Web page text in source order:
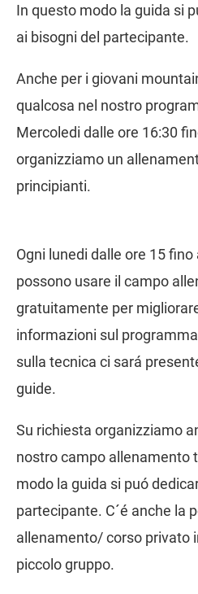
In questo modo la guida si
ai bisogni del partecipante.
Anche per i giovani
qualcosa nel nostro
Mercoledi dalle ore 16:30
organizziamo un
principianti.
Ogni lunedi dalle ore 15
possono usare il campo
gratuitamente per
informazioni sul
sulla tecnica ci sará
guide.
Su richiesta organizziamo
nostro campo allenamento
modo la guida si puó
partecipante. C´é anche la
allenamento/ corso privato
piccolo gruppo.